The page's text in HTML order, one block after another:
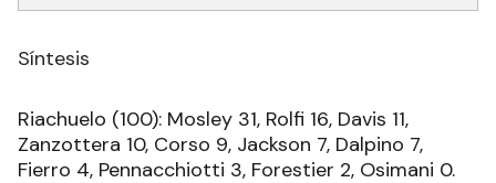
Síntesis
Riachuelo (100): Mosley 31, Rolfi 16, Davis 11,
Zanzottera 10, Corso 9, Jackson 7, Dalpino 7,
Fierro 4, Pennacchiotti 3, Forestier 2, Osimani 0.